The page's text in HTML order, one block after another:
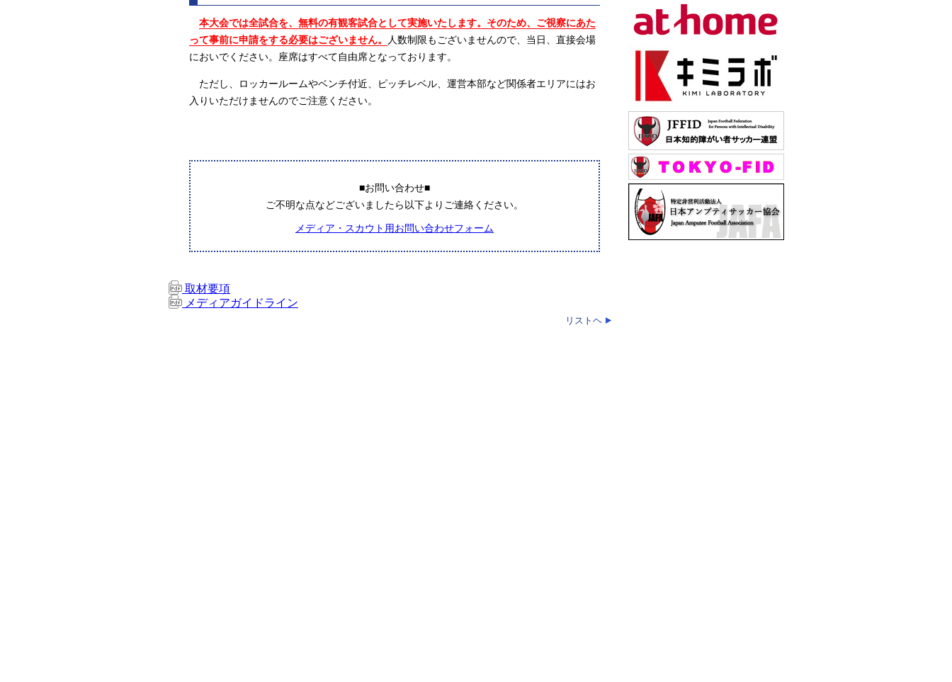
本大会では全試合を、無料の有観客試合として実施いたします。そのため、ご視察にあた
って事前に申請をする必要はございません。
人数制限もございませんので、当日、直接会場
においでください。座席はすべて自由席となっております。
ただし、ロッカールームやベンチ付近、ピッチレベル、運営本部など関係者エリアにはお
入りいただけませんのでご注意ください。
■お問い合わせ■
ご不明な点などございましたら以下よりご連絡ください。
メディア・スカウト用お問い合わせフォーム
取材要項
メディアガイドライン
リストヘ